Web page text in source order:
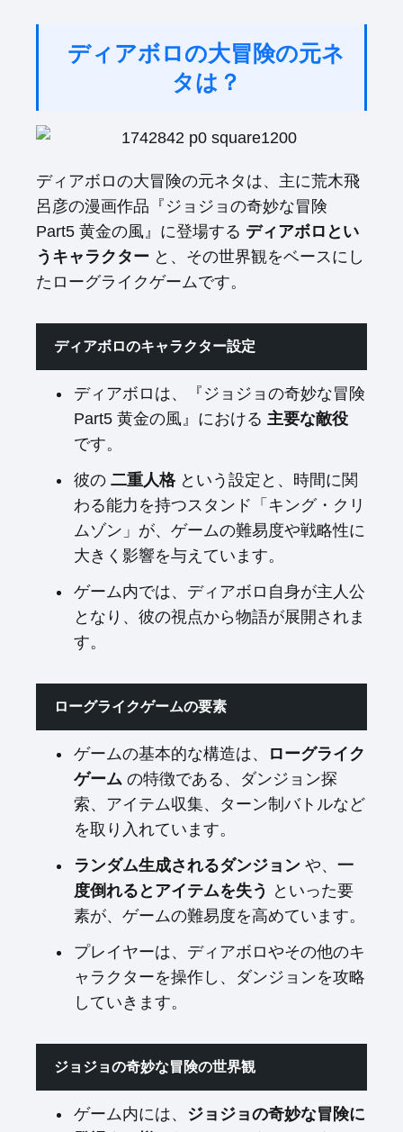
ディアボロの大冒険の元ネ
タは？
ディアボロの大冒険の元ネタは、主に荒木飛
呂彦の漫画作品『ジョジョの奇妙な冒険
Part5 黄金の風』に登場する ディアボロとい
うキャラクター と、その世界観をベースにし
たローグライクゲームです。
ディアボロのキャラクター設定
ディアボロは、『ジョジョの奇妙な冒険
Part5 黄金の風』における 主要な敵役
です。
彼の 二重人格という設定と、時間に関
わる能力を持つスタンド「キング・クリ
ムゾン」が、ゲームの難易度や戦略性に
大きく影響を与えています。
ゲーム内では、ディアボロ自身が主人公
となり、彼の視点から物語が展開されま
す。
ローグライクゲームの要素
ゲームの基本的な構造は、
ローグライク
ゲーム の特徴である、ダンジョン探
索、アイテム収集、ターン制バトルなど
を取り入れています。
ランダム生成されるダンジョン や、 一
度倒れるとアイテムを失う といった要
素が、ゲームの難易度を高めています。
プレイヤーは、ディアボロやその他のキ
ャラクターを操作し、ダンジョンを攻略
していきます。
ジョジョの奇妙な冒険の世界観
ゲーム内には、 ジョジョの奇妙な冒険に